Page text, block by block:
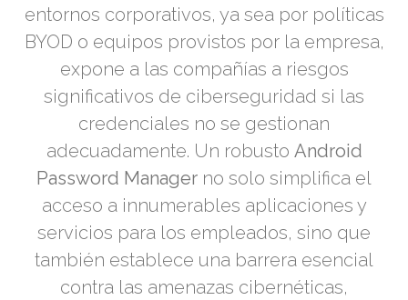
entornos corporativos, ya sea por políticas
BYOD o equipos provistos por la empresa,
expone a las compañías a riesgos
significativos de ciberseguridad si las
credenciales no se gestionan
adecuadamente. Un robusto Android
Password Manager no solo simplifica el
acceso a innumerables aplicaciones y
servicios para los empleados, sino que
también establece una barrera esencial
contra las amenazas cibernéticas,